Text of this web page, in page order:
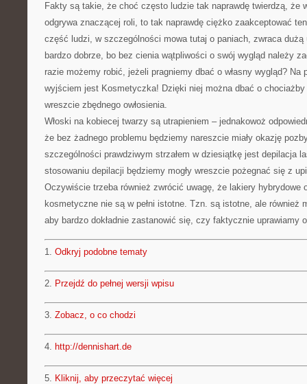
Fakty są takie, że choć często ludzie tak naprawdę twierdzą, że
odgrywa znaczącej roli, to tak naprawdę ciężko zaakceptować
część ludzi, w szczególności mowa tutaj o paniach, zwraca dużą
bardzo dobrze, bo bez cienia wątpliwości o swój wygląd należy
razie możemy robić, jeżeli pragniemy dbać o własny wygląd? Na
wyjściem jest Kosmetyczka! Dzięki niej można dbać o
wreszcie zbędnego owłosienia.
Włoski na kobiecej twarzy są utrapieniem – jednakowoż
że bez żadnego problemu będziemy nareszcie miały okazję
szczególności prawdziwym strzałem w dziesiątkę jest depilacja
stosowaniu depilacji będziemy mogły wreszcie pożegnać się z
Oczywiście trzeba również zwrócić uwagę, że lakiery hybrydowe
kosmetyczne nie są w pełni istotne. Tzn. są istotne, ale również
aby bardzo dokładnie zastanowić się, czy faktycznie uprawiamy
1. Odkryj podobne tematy
2. Przejdź do pełnej wersji wpisu
3. Zobacz, o co chodzi
4. http://dennishart.de
5. Kliknij, aby przeczytać więcej